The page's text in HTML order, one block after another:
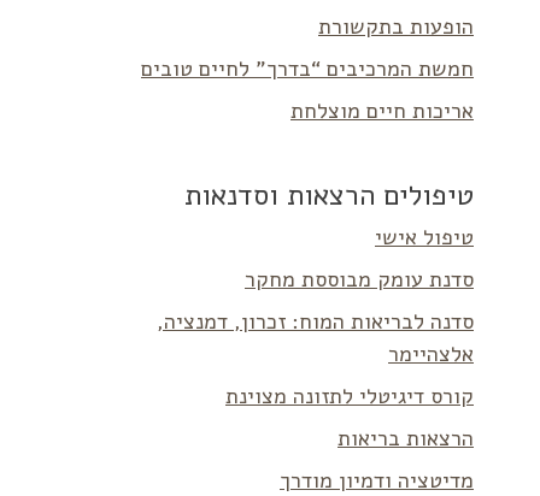
הופעות בתקשורת
חמשת המרכיבים “בדרך” לחיים טובים
אריכות חיים מוצלחת
טיפולים הרצאות וסדנאות
טיפול אישי
סדנת עומק מבוססת מחקר
סדנה לבריאות המוח: זכרון, דמנציה,
אלצהיימר
קורס דיגיטלי לתזונה מצוינת
הרצאות בריאות
מדיטציה ודמיון מודרך